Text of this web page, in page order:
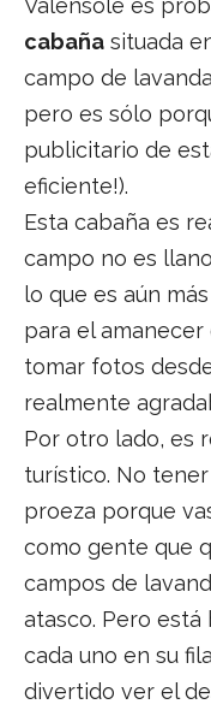
Valensole es
cabaña situada
campo de
pero es sólo
publicitario de
eficiente!).
Esta cabaña es
campo no es
lo que es aún
para el
tomar fotos
realmente
Por otro lado, es
turístico. No
proeza porque
como gente que
campos de
atasco. Pero
cada uno en su
divertido ver el